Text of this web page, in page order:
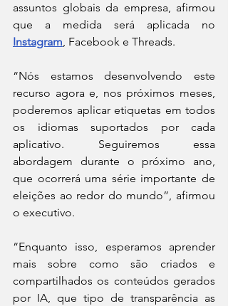
assuntos globais da empresa, afirmou
Instagram, Facebook e Threads.
“Nós estamos desenvolvendo este
recurso agora e, nos próximos meses,
poderemos aplicar etiquetas em todos
os idiomas suportados por cada
aplicativo. Seguiremos essa
abordagem durante o próximo ano,
que ocorrerá uma série importante de
eleições ao redor do mundo”, afirmou
o executivo.
“Enquanto isso, esperamos aprender
mais sobre como são criados e
compartilhados os conteúdos gerados
por IA, que tipo de transparência as